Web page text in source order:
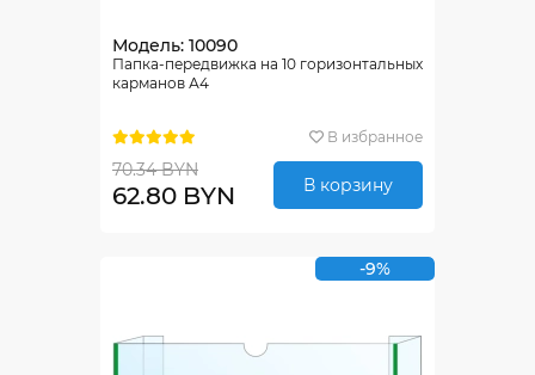
Модель: 10090
Папка-передвижка на 10 горизонтальных
карманов А4
В избранное
70.34 BYN
62.80 BYN В корзину
-9%